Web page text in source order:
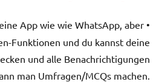
• Telegram:
App wie wie WhatsApp, aber
Funktionen und du kannst deine
und alle Benachrichtigungen
man Umfragen/MCQs machen.